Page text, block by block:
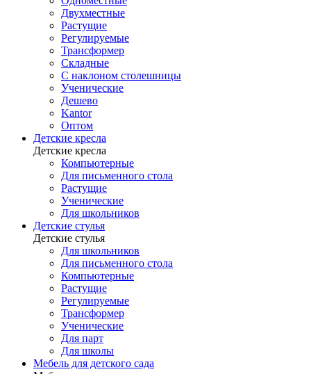
Двухместные
Растущие
Регулируемые
Трансформер
Складные
С наклоном столешницы
Ученические
Дешево
Kantor
Оптом
Детские кресла
Детские кресла
Компьютерные
Для письменного стола
Растущие
Ученические
Для школьников
Детские стулья
Детские стулья
Для школьников
Для письменного стола
Компьютерные
Растущие
Регулируемые
Трансформер
Ученические
Для парт
Для школы
Мебель для детского сада